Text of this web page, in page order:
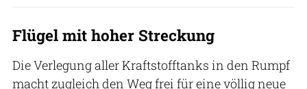
Flügel mit hoher Streckung
Die Verlegung aller Kraftstofftanks in den Rumpf
macht zugleich den Weg frei für eine völlig neue